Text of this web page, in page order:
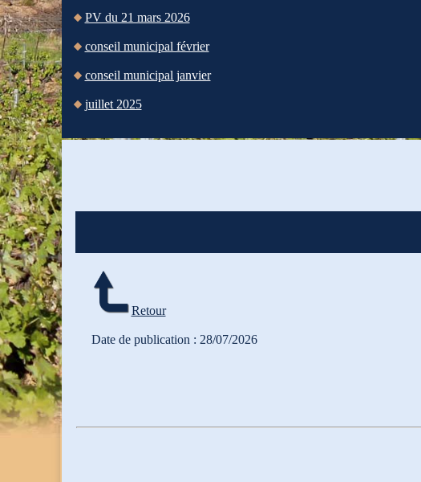
PV du 21 mars 2026
conseil municipal février
conseil municipal janvier
juillet 2025
Retour
Date de publication : 28/07/2026